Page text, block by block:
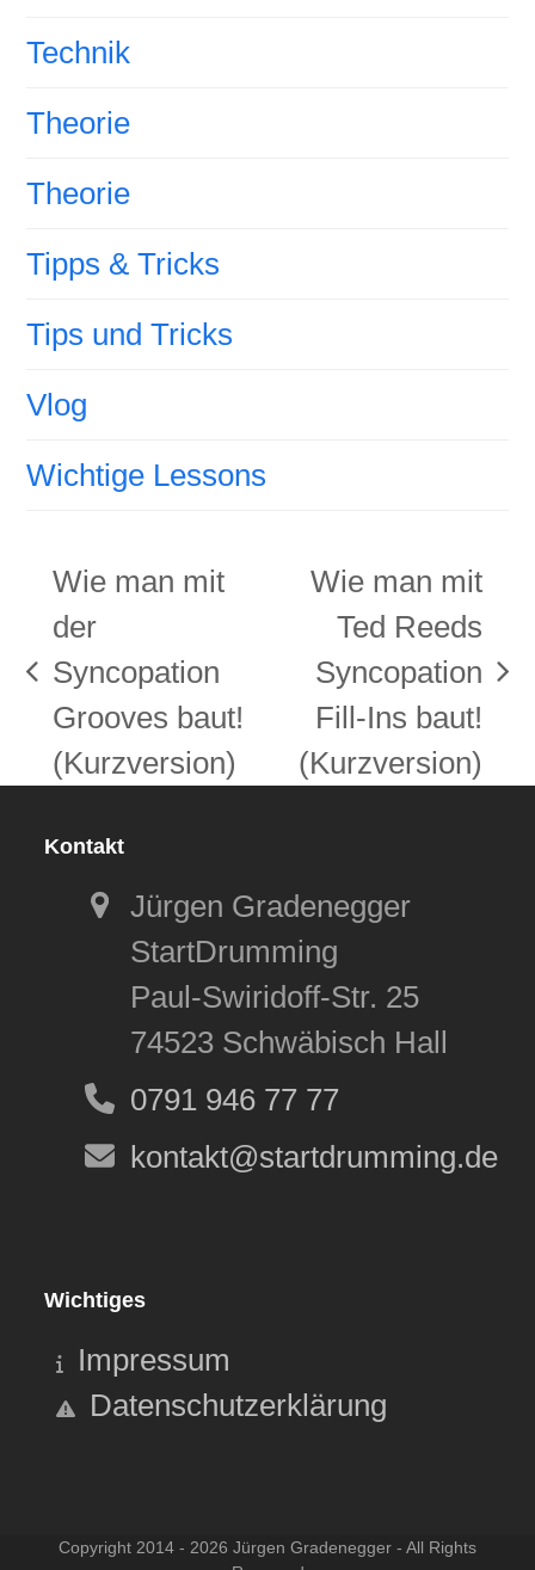
Technik
Theorie
Theorie
Tipps & Tricks
Tips und Tricks
Vlog
Wichtige Lessons
vorheriger
Beitrag:
Wie man mit
der
Syncopation
Grooves baut!
(Kurzversion)
Nächster
Beitrag:
Wie man mit
Ted Reeds
Syncopation
Fill-Ins baut!
(Kurzversion)
Kontakt
Jürgen Gradenegger
StartDrumming
Paul-Swiridoff-Str. 25
74523 Schwäbisch Hall
0791 946 77 77
kontakt@startdrumming.de
Wichtiges
Impressum
Datenschutzerklärung
Copyright 2014 - 2026 Jürgen Gradenegger - All Rights